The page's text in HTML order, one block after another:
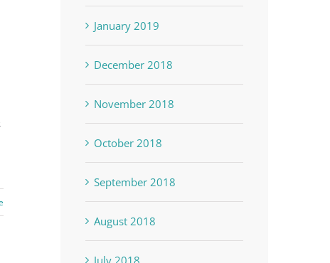
January 2019
December 2018
November 2018
October 2018
September 2018
August 2018
July 2018